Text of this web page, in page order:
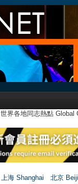
世界各地同志熱點
上海 Shanghai
北京